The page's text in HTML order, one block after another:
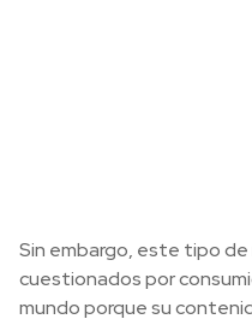
Sin embargo, este tipo de
cuestionados por
mundo porque su